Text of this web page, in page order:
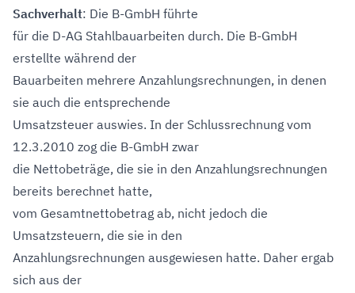
Sachverhalt: Die B-GmbH führte
für die D-AG Stahlbauarbeiten durch. Die B-GmbH
erstellte während der
Bauarbeiten mehrere Anzahlungsrechnungen, in denen
sie auch die entsprechende
Umsatzsteuer auswies. In der Schlussrechnung vom
12.3.2010 zog die B-GmbH zwar
die Nettobeträge, die sie in den Anzahlungsrechnungen
bereits berechnet hatte,
vom Gesamtnettobetrag ab, nicht jedoch die
Umsatzsteuern, die sie in den
Anzahlungsrechnungen ausgewiesen hatte. Daher ergab
sich aus der